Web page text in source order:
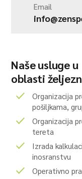
Email
Naše usluge u
oblasti
Organizacija
pošiljkama,
Organizacija
tereta
Izrada
inosranstvu
Operativno